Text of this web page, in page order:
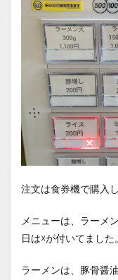
注文は食券機で購入し
メニューは、ラーメ
日は☓が付いてました。
ラーメンは、豚骨醤